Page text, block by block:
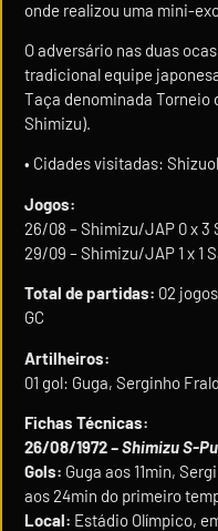
onde realizou uma mini-
O adversário nas duas
tradicional equipe
Taça denominada Torneio
Shimizu).
• Cidades visitadas:
Jogos:
26/08 – Shimizu/JAP 0 x 3
29/09 – Shimizu/JAP 1 x 1
Total de partidas: 02
GC
Artilheiros:
01 gol: Guga, Serginho
Fichas Técnicas:
26/08/1972– Shimizu S-
Gols: Guga aos 11min,
aos 24min do primeiro
Local: Estádio Olímpico,